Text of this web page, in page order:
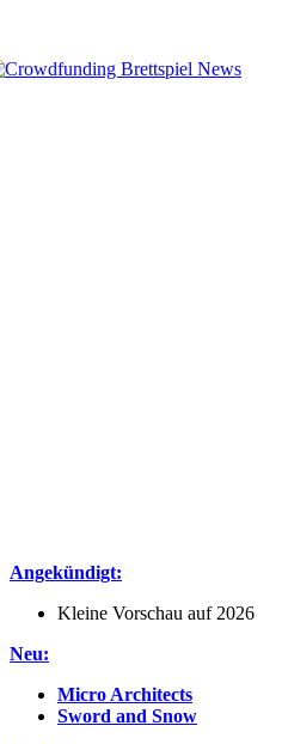
Angekündigt:
Kleine Vorschau auf 2026
Neu:
Micro Architects
Sword and Snow